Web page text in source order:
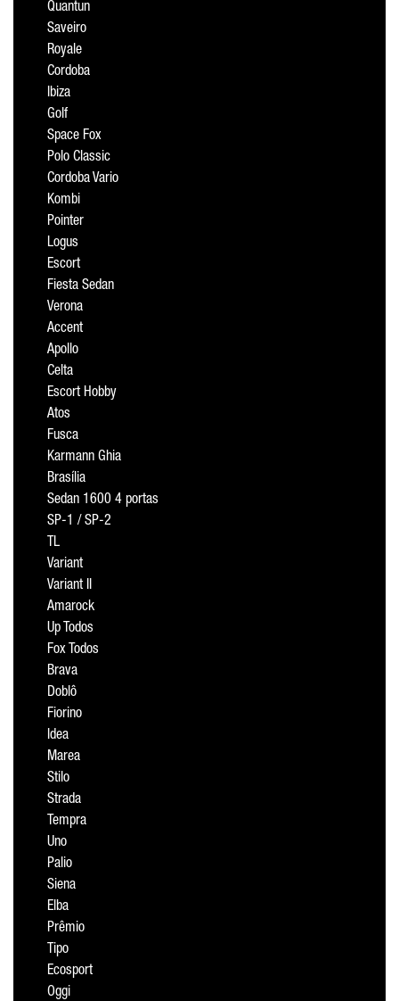
Quantun
Saveiro
Royale
Cordoba
Ibiza
Golf
Space Fox
Polo Classic
Cordoba Vario
Kombi
Pointer
Logus
Escort
Fiesta Sedan
Verona
Accent
Apollo
Celta
Escort Hobby
Atos
Fusca
Karmann Ghia
Brasília
Sedan 1600 4 portas
SP-1 / SP-2
TL
Variant
Variant II
Amarock
Up Todos
Fox Todos
Brava
Doblô
Fiorino
Idea
Marea
Stilo
Strada
Tempra
Uno
Palio
Siena
Elba
Prêmio
Tipo
Ecosport
Oggi